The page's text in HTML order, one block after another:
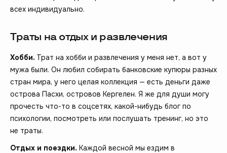
всех индивидуально.
Траты на отдых и развлечения
Хобби. Трат на хобби и развлечения у меня нет, а вот у
мужа были. Он любил собирать банковские купюры разных
стран мира, у него целая коллекция — есть деньги даже
острова Пасхи, островов Кергелен. Я же для души могу
прочесть что-то в соцсетях, какой-нибудь блог по
психологии, посмотреть или послушать тренинг, но это
не траты.
Отдых и поездки. Каждой весной мы ездим в